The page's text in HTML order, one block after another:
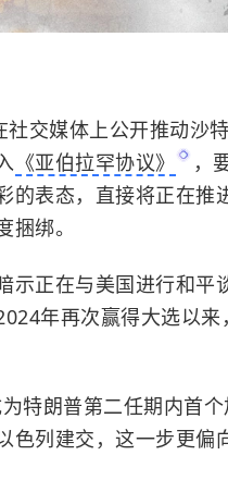
交媒体上公开推动沙
《亚伯拉罕协议》
，
的表态，直接将正在推
绑。
示正在与美国进行和平
年再次赢得大选以
特朗普第二任期内首
色列建交，这一步更偏